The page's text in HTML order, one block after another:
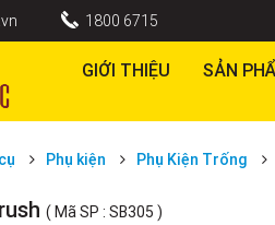
1800 6715
GIỚI THIỆU SẢN
Phụ kiện Phụ Kiện Trống
( Mã SP : SB305 )